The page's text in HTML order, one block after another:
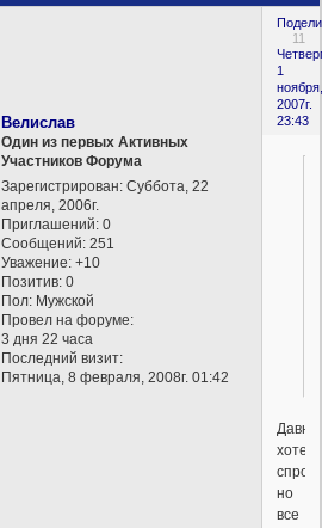
11
1
ноября,
2007г.
23:43
Велислав
Один из первых Активных
Участников Форума
Зарегистрирован: Суббота, 22
апреля, 2006г.
Приглашений: 0
Сообщений: 251
Уважение: +10
Позитив: 0
Пол: Мужской
Провел на форуме:
3 дня 22 часа
Последний визит:
Пятница, 8 февраля, 2008г. 01:42
Давно
хотел
но
все